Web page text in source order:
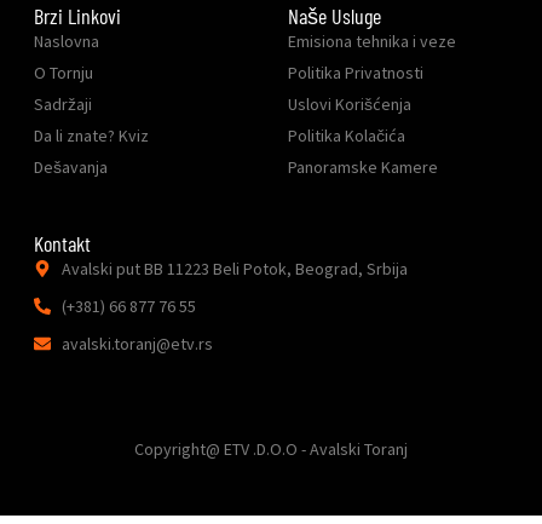
Brzi Linkovi
Naslovna
O Tornju
Sadržaji
Da li znate? Kviz
Dešavanja
Naše Usluge
Emisiona tehnika i veze
Politika Privatnosti
Uslovi Korišćenja
Politika Kolačića
Panoramske Kamere
Kontakt
Avalski put BB 11223 Beli Potok, Beograd, Srbija
(+381) 66 877 76 55
avalski.toranj@etv.rs
Copyright@ ETV .D.O.O - Avalski Toranj